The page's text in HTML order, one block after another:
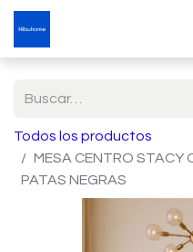
Todos los productos
MESA CENTRO STACY
PATAS NEGRAS